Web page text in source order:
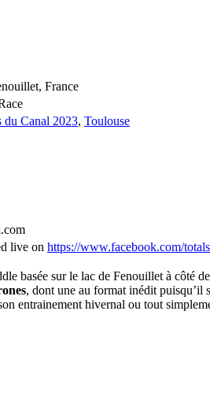
France
du Canal 2023, Toulouse
live on https://www.facebook.com/
basée sur le lac de Fenouillet à côté
, dont une au format inédit puisqu’il
entrainement hivernal ou tout